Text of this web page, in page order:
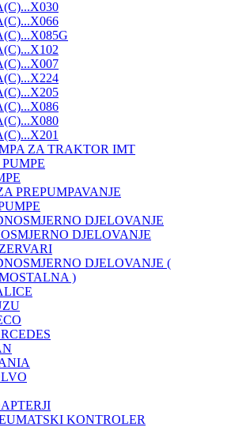
ZA TRAKTOR IMT
PREPUMPAVANJE
DJELOVANJE
DJELOVANJE
DJELOVANJE (
)
KONTROLER